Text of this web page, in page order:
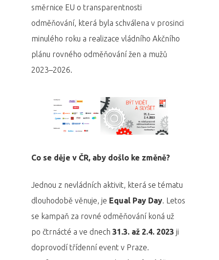
směrnice EU o transparentnosti
odměňování, která byla schválena v prosinci
minulého roku a realizace vládního Akčního
plánu rovného odměňování žen a mužů
2023–2026.
Co se děje v ČR, aby došlo ke změně?
Jednou z nevládních aktivit, která se tématu
dlouhodobě věnuje, je Equal Pay Day . Letos
se kampaň za rovné odměňování koná už
po čtrnácté a ve dnech 31.3. až 2.4. 2023 ji
doprovodí třídenní event v Praze.